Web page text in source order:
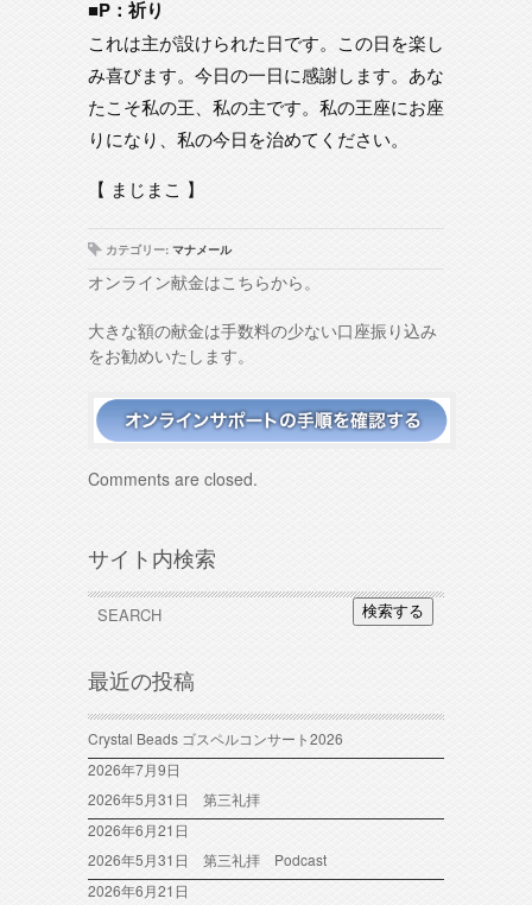
■P：祈り
これは主が設けられた日です。この日を楽し
み喜びます。今日の一日に感謝します。あな
たこそ私の王、私の主です。私の王座にお座
りになり、私の今日を治めてください。
【 まじまこ 】
カテゴリー: マナメール
オンライン献金はこちらから。
大きな額の献金は手数料の少ない口座振り込み
をお勧めいたします。
Comments are closed.
サイト内検索
検索する
最近の投稿
Crystal Beads ゴスペルコンサート2026
2026年7月9日
2026年5月31日 第三礼拝
2026年6月21日
2026年5月31日 第三礼拝 Podcast
2026年6月21日